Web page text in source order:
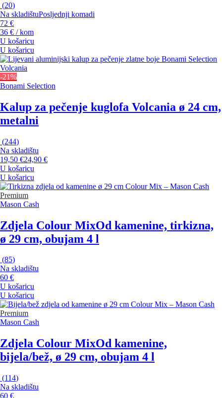
(20)
Na skladištuPosljednji komadi
72 €
36 € / kom
U košaricu
U košaricu
-21%
Bonami Selection
Kalup za pečenje kuglofa Volcania ø 24 cm,
metalni
(244)
Na skladištu
19,50 €24,90 €
U košaricu
U košaricu
Premium
Mason Cash
Zdjela Colour MixOd kamenine, tirkizna,
ø 29 cm, obujam 4 l
(85)
Na skladištu
60 €
U košaricu
U košaricu
Premium
Mason Cash
Zdjela Colour MixOd kamenine,
bijela/bež, ø 29 cm, obujam 4 l
(114)
Na skladištu
60 €